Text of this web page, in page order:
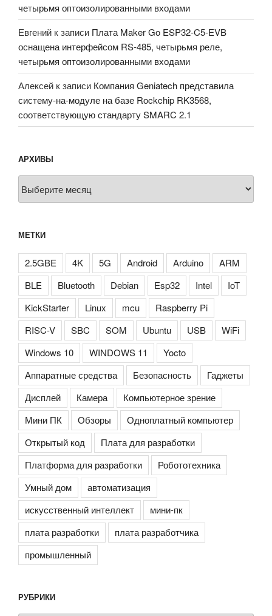
четырьмя оптоизолированными входами
Евгений к записи Плата Maker Go ESP32-C5-EVB
оснащена интерфейсом RS-485, четырьмя реле,
четырьмя оптоизолированными входами
Алексей к записи Компания Geniatech представила
систему-на-модуле на базе Rockchip RK3568,
соответствующую стандарту SMARC 2.1
АРХИВЫ
МЕТКИ
2.5GBE 4K 5G Android Arduino
ARM
BLE
Bluetooth Debian Esp32 Intel
IoT
KickStarter
Linux mcu
Raspberry Pi
RISC-V
SBC SOM Ubuntu USB
WiFi
Windows 10
WINDOWS 11
Yocto
Аппаратные средства
Безопасность
Гаджеты
Дисплей
Камера
Компьютерное зрение
Мини ПК
Обзоры
Одноплатный компьютер
Открытый код
Плата для разработки
Платформа для разработки
Робототехника
Умный дом
автоматизация
искусственный интеллект
мини-пк
плата разработки
плата разработчика
промышленный
РУБРИКИ